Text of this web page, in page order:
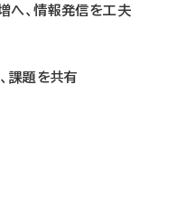
へ、情報発信を工夫
課題を共有